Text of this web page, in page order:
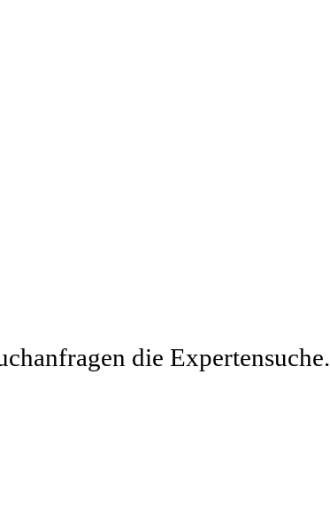
die Expertensuche.